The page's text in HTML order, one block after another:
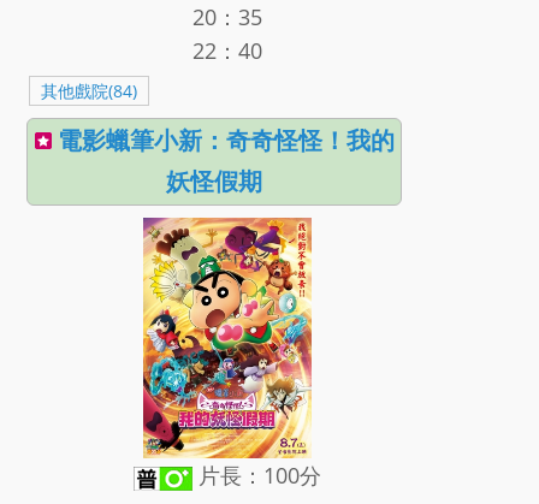
20：35
22：40
其他戲院(84)
電影蠟筆小新：奇奇怪怪！我的
妖怪假期
片長：100分